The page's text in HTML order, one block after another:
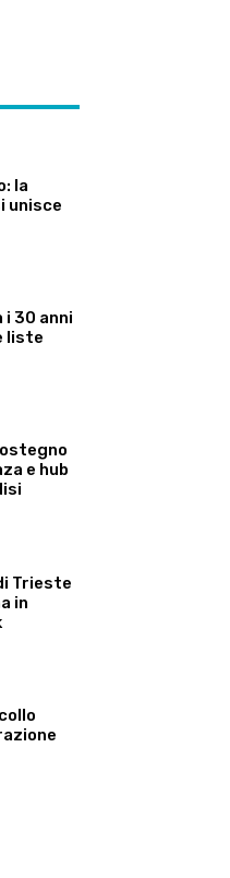
la
unisce
i 30 anni
liste
e hub
Trieste
in